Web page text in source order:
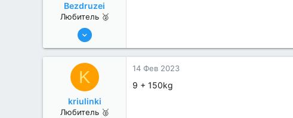
Bezdruzei
Любитель 🥈
29 Янв 2023
0
K
kriulinki
Любитель 🥈
14 Фев 2023
9 + 150kg